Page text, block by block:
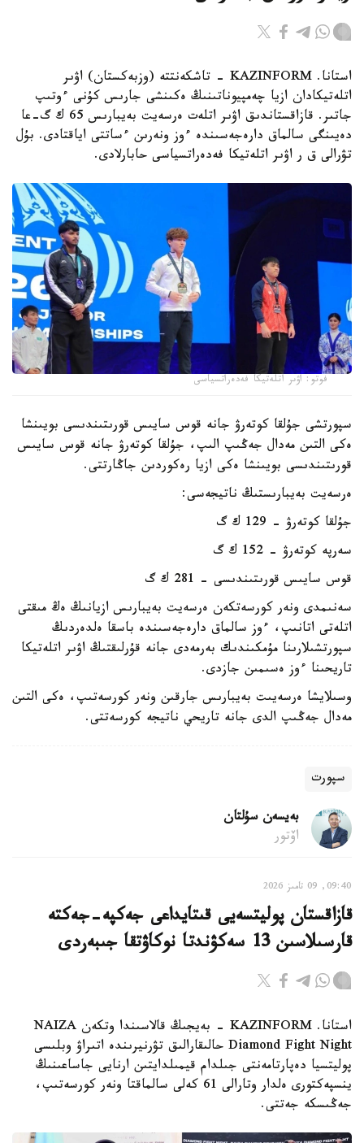
استانا. KAZINFORM - تاشكەنتتە (وزبەكستان) اۋىر
اتلەتيكادان ازيا چەمپيوناتىنىڭ ەكىنشى جارىس كۇنى ءوتىپ
جاتىر. قازاقستاندىق اۋىر اتلەت ەرسەيت بەيبارىس 65 ك گ-عا
دەيىنگى سالماق دارەجەسىندە ءوز ونەرىن ءساتتى اياقتادى. بۇل
تۋرالى ق ر اۋىر اتلەتيكا فەدەراتسياسى حابارلادى.
فوتو: اۋىر اتلەتيكا فەدەراتسياسى
سپورتشى جۇلقا كوتەرۋ جانە قوس سايىس قورىتىندىسى بويىنشا
ەكى التىن مەدال جەڭىپ الىپ، جۇلقا كوتەرۋ جانە قوس سايىس
قورىتىندىسى بويىنشا ەكى ازيا رەكوردىن جاڭارتتى.
ەرسەيت بەيبارىستىڭ ناتيجەسى:
جۇلقا كوتەرۋ - 129 ك گ
سەرپە كوتەرۋ - 152 ك گ
قوس سايىس قورىتىندىسى - 281 ك گ
سەنىمدى ونەر كورسەتكەن ەرسەيت بەيبارىس ازيانىڭ ەڭ مىقتى
اتلەتى اتانىپ، ءوز سالماق دارەجەسىندە باسقا ەلدەردىڭ
سپورتشىلارىنا مۇمكىندىك بەرمەدى جانە قۇرلىقتىڭ اۋىر اتلەتيكا
تاريحىنا ءوز ەسىمىن جازدى.
وسىلايشا ەرسەيىت بەيبارىس جارقىن ونەر كورسەتىپ، ەكى التىن
مەدال جەڭىپ الدى جانە تاريحي ناتيجە كورسەتتى.
سپورت
بەيسەن سۇلتان
اۆتور
09:40, 09 تامىز 2026
قازاقستان پوليتسەيى قىتايداعى جەكپە-جەكتە
قارسىلاسىن 13 سەكۋندتا نوكاۋتقا جىبەردى
استانا. KAZINFORM - بەيجىڭ قالاسىندا وتكەن NAIZA
Diamond Fight Night حالىقارالىق تۋرنيرىندە اتىراۋ وبلىسى
پوليتسيا دەپارتامەنتى جىلدام قيمىلدايتىن ارنايى جاساعىنىڭ
ينسپەكتورى ەلدار وتارالى 61 كەلى سالماقتا ونەر كورسەتىپ،
جەڭىسكە جەتتى.